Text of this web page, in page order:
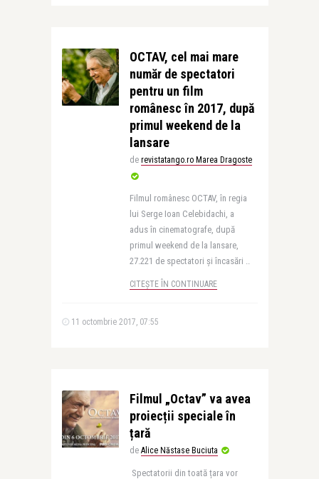
OCTAV, cel mai mare
număr de spectatori
pentru un film
românesc în 2017, după
primul weekend de la
lansare
de revistatango.ro Marea Dragoste
Filmul românesc OCTAV, în regia
lui Serge Ioan Celebidachi, a
adus în cinematografe, după
primul weekend de la lansare,
27.221 de spectatori și încasări ..
CITEȘTE ÎN CONTINUARE
11 octombrie 2017, 07:55
Filmul „Octav” va avea
proiecții speciale în
țară
de Alice Năstase Buciuta
Spectatorii din toată țara vor